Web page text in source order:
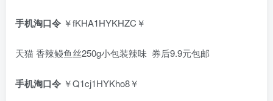
手机淘口令 ￥fKHA1HYKHZC￥
天猫 香辣鳗鱼丝250g小包装辣味 券后9.9元包邮
手机淘口令 ￥Q1cj1HYKho8￥